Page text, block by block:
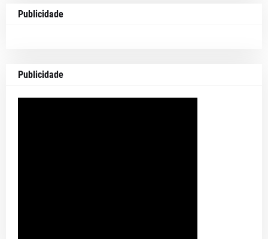
Publicidade
Publicidade